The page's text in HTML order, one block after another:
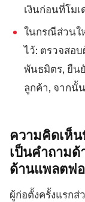
เงินก่อนที่โม
ในกรณีส่วนใ
ไว้: ตรวจสอ
พันธมิตร, ยืน
ลูกค้า, จากนั้
ความคิดเห็น
เป็นคำถาม
ด้านแพลตฟ
ผู้ก่อตั้งครั้งแรก